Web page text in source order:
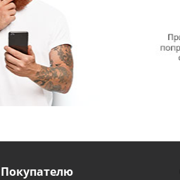
Покупателю